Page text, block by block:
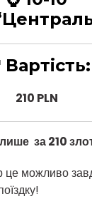
Вартість:
210 PLN
за 210
можливо